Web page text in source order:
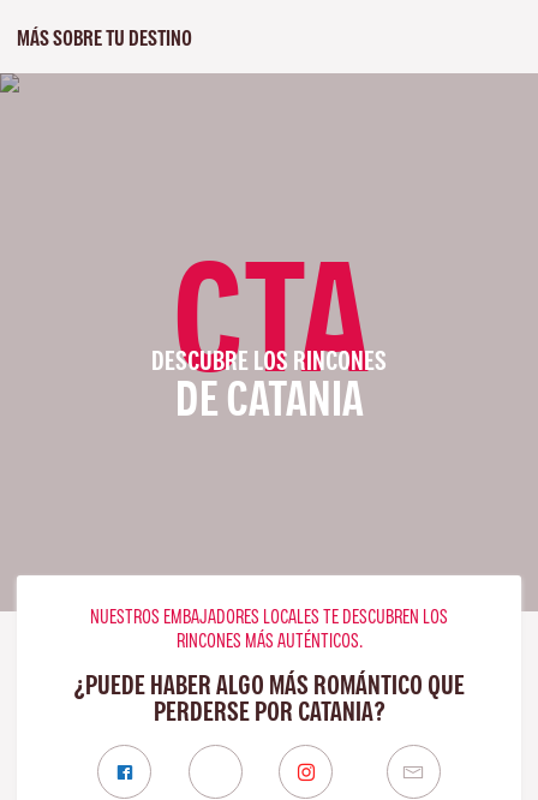
MÁS SOBRE TU DESTINO
CTA
DESCUBRE LOS RINCONES
DE CATANIA
NUESTROS EMBAJADORES LOCALES TE DESCUBREN LOS
RINCONES MÁS AUTÉNTICOS.
¿PUEDE HABER ALGO MÁS ROMÁNTICO QUE
PERDERSE POR CATANIA?